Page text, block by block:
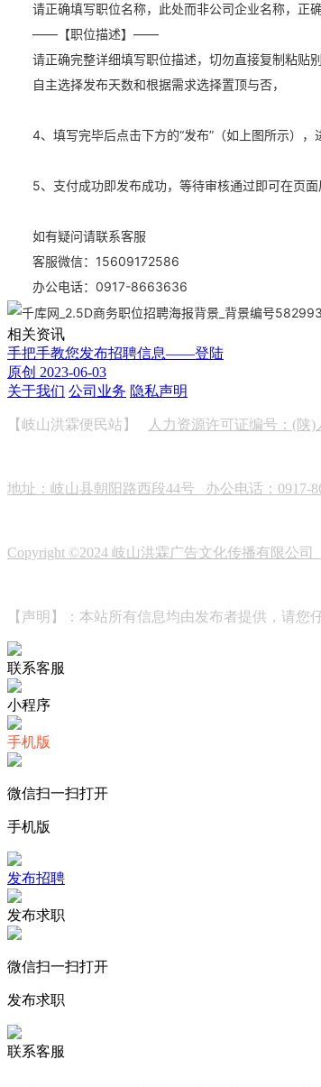
请正确填写职位名称，此处而非公司企业名称，正
——【职位描述】——
请正确完整详细填写职位描述，切勿直接复制粘贴
自主选择发布天数和根据需求选择置顶与否，
4、填写完毕后点击下方的“发布”（如上图所示），
5、支付成功即发布成功，等待审核通过即可在页
如有疑问请联系客服
客服微信：15609172586
办公电话：0917-8663636
相关资讯
手把手教您发布招聘信息——登陆
原创 2023-06-03
关于我们 公司业务 隐私声明
【岐山洪霖便民站】 人力资源许可证编号：(陕)
地址：岐山县朝阳路西段44号 办公电话：0917-
Copyright ©2024 岐山洪霖广告文化传播有限公司
【声明】：本站所有信息均由发布者提供，请
联系客服
小程序
手机版
微信扫一扫打开
手机版
发布招聘
发布求职
微信扫一扫打开
发布求职
联系客服